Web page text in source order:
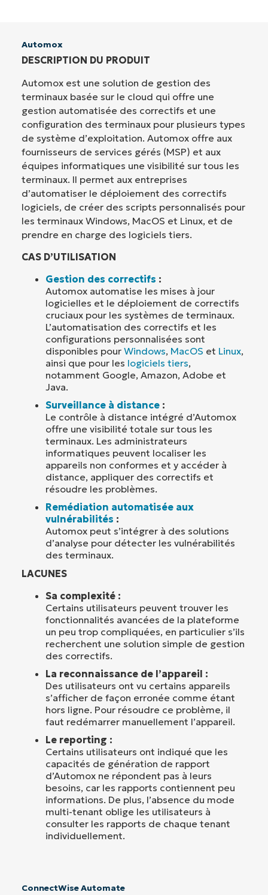
Automox
DESCRIPTION DU PRODUIT
Automox est une solution de gestion des
terminaux basée sur le cloud qui offre une
gestion automatisée des correctifs et une
configuration des terminaux pour plusieurs types
de système d’exploitation. Automox offre aux
fournisseurs de services gérés (MSP) et aux
équipes informatiques une visibilité sur tous les
terminaux. Il permet aux entreprises
d’automatiser le déploiement des correctifs
logiciels, de créer des scripts personnalisés pour
les terminaux Windows, MacOS et Linux, et de
prendre en charge des logiciels tiers.
CAS D’UTILISATION
Gestion des correctifs :
Automox automatise les mises à jour
logicielles et le déploiement de correctifs
cruciaux pour les systèmes de terminaux.
L’automatisation des correctifs et les
configurations personnalisées sont
disponibles pour Windows, MacOS et Linux,
ainsi que pour les logiciels tiers,
notamment Google, Amazon, Adobe et
Java.
Surveillance à distance :
Le contrôle à distance intégré d’Automox
offre une visibilité totale sur tous les
terminaux. Les administrateurs
informatiques peuvent localiser les
appareils non conformes et y accéder à
distance, appliquer des correctifs et
résoudre les problèmes.
Remédiation automatisée aux
vulnérabilités :
Automox peut s’intégrer à des solutions
d’analyse pour détecter les vulnérabilités
des terminaux.
LACUNES
Sa complexité :
Certains utilisateurs peuvent trouver les
fonctionnalités avancées de la plateforme
un peu trop compliquées, en particulier s’ils
recherchent une solution simple de gestion
des correctifs.
La reconnaissance de l’appareil :
Des utilisateurs ont vu certains appareils
s’afficher de façon erronée comme étant
hors ligne. Pour résoudre ce problème, il
faut redémarrer manuellement l’appareil.
Le reporting :
Certains utilisateurs ont indiqué que les
capacités de génération de rapport
d’Automox ne répondent pas à leurs
besoins, car les rapports contiennent peu
informations. De plus, l’absence du mode
multi-tenant oblige les utilisateurs à
consulter les rapports de chaque tenant
individuellement.
ConnectWise Automate